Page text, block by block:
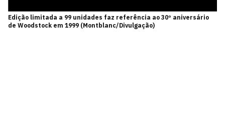
Edição limitada a 99 unidades faz referência ao 30º aniversário
de Woodstock em 1999 (Montblanc/Divulgação)